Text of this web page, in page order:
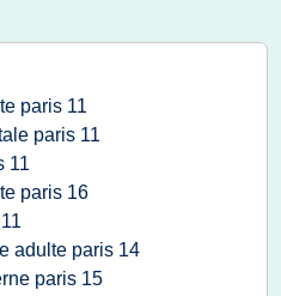
paris 11
paris 11
11
paris 16
adulte paris 14
paris 15